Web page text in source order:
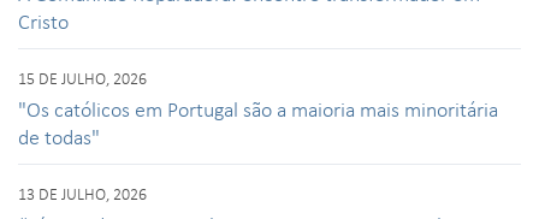
Cristo
15 DE JULHO, 2026
"Os católicos em Portugal são a maioria mais minoritária
de todas"
13 DE JULHO, 2026